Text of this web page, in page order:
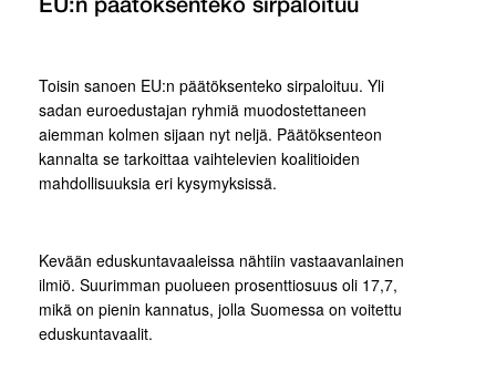
EU:n päätöksenteko sirpaloituu
Toisin sanoen EU:n päätöksenteko sirpaloituu. Yli
sadan euroedustajan ryhmiä muodostettaneen
aiemman kolmen sijaan nyt neljä. Päätöksenteon
kannalta se tarkoittaa vaihtelevien koalitioiden
mahdollisuuksia eri kysymyksissä.
Kevään eduskuntavaaleissa nähtiin vastaavanlainen
ilmiö. Suurimman puolueen prosenttiosuus oli 17,7,
mikä on pienin kannatus, jolla Suomessa on voitettu
eduskuntavaalit.